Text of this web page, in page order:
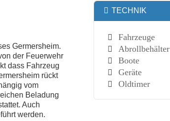
Germersheim.
der Feuerwehr
dass Fahrzeug
rückt
vom
Beladung
Auch
werden.
TECHNIK
Fahrzeuge
Abrollbehälter
Boote
Geräte
Oldtimer